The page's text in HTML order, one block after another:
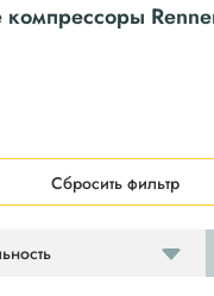
Сбросить фильтр